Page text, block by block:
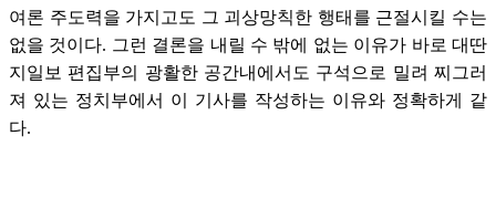
여론 주도력을 가지고도 그 괴상망칙한 행태를 근절시킬 수는
없을 것이다. 그런 결론을 내릴 수 밖에 없는 이유가 바로 대딴
지일보 편집부의 광활한 공간내에서도 구석으로 밀려 찌그러
져 있는 정치부에서 이 기사를 작성하는 이유와 정확하게 같
다.